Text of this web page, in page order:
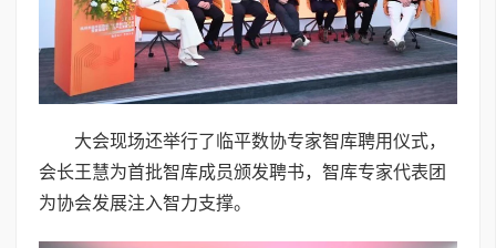
大会现场还举行了临平数协专家智库聘用仪式，
会长王慧为首批智库成员颁发聘书，智库专家代表团
为协会发展注入智力支撑。